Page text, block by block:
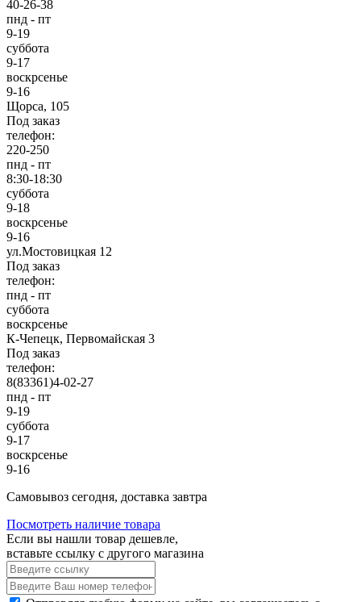
40-26-38
пнд - пт
9-19
суббота
9-17
воскрсенье
9-16
Щорса, 105
Под заказ
телефон:
220-250
пнд - пт
8:30-18:30
суббота
9-18
воскрсенье
9-16
ул.Мостовицкая 12
Под заказ
телефон:
пнд - пт
суббота
воскрсенье
К-Чепецк, Первомайская 3
Под заказ
телефон:
8(83361)4-02-27
пнд - пт
9-19
суббота
9-17
воскрсенье
9-16
Cамовывоз сегодня, доставка завтра
Посмотреть наличие товара
Если вы нашли товар дешевле,
вставьте ссылку с другого магазина